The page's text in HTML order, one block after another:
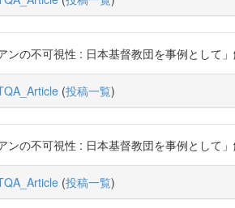
ンの不可視性 : 日本基督教団を事例とし
(投稿一覧)
ンの不可視性 : 日本基督教団を事例とし
(投稿一覧)